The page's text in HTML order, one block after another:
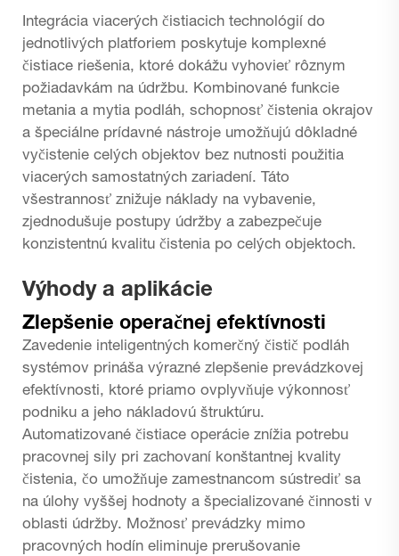
Integrácia viacerých čistiacich technológií do
jednotlivých platforiem poskytuje komplexné
čistiace riešenia, ktoré dokážu vyhovieť rôznym
požiadavkám na údržbu. Kombinované funkcie
metania a mytia podláh, schopnosť čistenia okrajov
a špeciálne prídavné nástroje umožňujú dôkladné
vyčistenie celých objektov bez nutnosti použitia
viacerých samostatných zariadení. Táto
všestrannosť znižuje náklady na vybavenie,
zjednodušuje postupy údržby a zabezpečuje
konzistentnú kvalitu čistenia po celých objektoch.
Výhody a aplikácie
Zlepšenie operačnej efektívnosti
Zavedenie inteligentných komerčný čistič podláh
systémov prináša výrazné zlepšenie prevádzkovej
efektívnosti, ktoré priamo ovplyvňuje výkonnosť
podniku a jeho nákladovú štruktúru.
Automatizované čistiace operácie znížia potrebu
pracovnej sily pri zachovaní konštantnej kvality
čistenia, čo umožňuje zamestnancom sústrediť sa
na úlohy vyššej hodnoty a špecializované činnosti v
oblasti údržby. Možnosť prevádzky mimo
pracovných hodín eliminuje prerušovanie